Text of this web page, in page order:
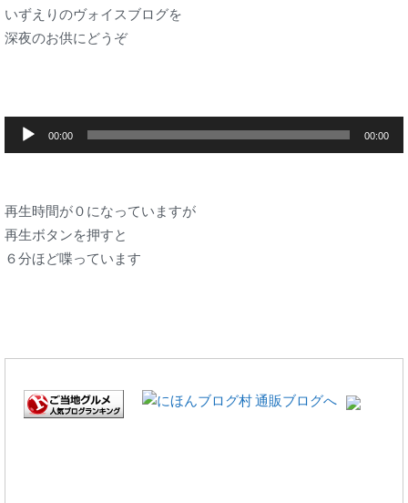
いずえりのヴォイスブログを
深夜のお供にどうぞ
ー
ヤ
ー
00:00 00:00
再生時間が０になっていますが
再生ボタンを押すと
６分ほど喋っています